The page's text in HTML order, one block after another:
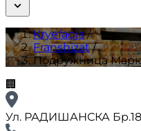
Kryefaqja/
Franshizat/
Подружница
🏢
Ул. РАДИШАНСКА